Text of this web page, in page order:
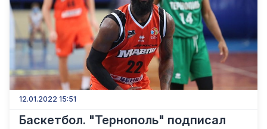
12.01.2022 15:51
Баскетбол. "Тернополь" подписал